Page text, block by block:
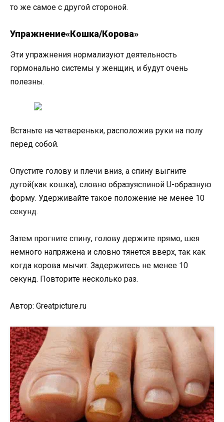
то же самое с другой стороной.
Упражнение«Кошка/Корова»
Эти упражнения нормализуют деятельность
гормонально системы у женщин, и будут очень
полезны.
Встаньте на четвереньки, расположив руки на полу
перед собой.
Опустите голову и плечи вниз, а спину выгните
дугой(как кошка), словно образуяспиной U-образную
форму. Удерживайте такое положение не менее 10
секунд.
Затем прогните спину, голову держите прямо, шея
немного напряжена и словно тянется вверх, так как
когда корова мычит. Задержитесь не менее 10
секунд. Повторите несколько раз.
Автор: Greatpicture.ru